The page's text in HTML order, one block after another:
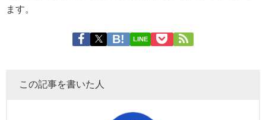
ます。
LINE
この記事を書いた人